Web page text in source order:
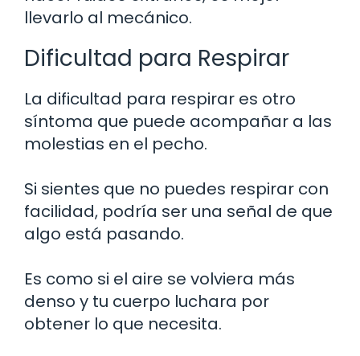
llevarlo al mecánico.
Dificultad para Respirar
La dificultad para respirar es otro
síntoma que puede acompañar a las
molestias en el pecho.
Si sientes que no puedes respirar con
facilidad, podría ser una señal de que
algo está pasando.
Es como si el aire se volviera más
denso y tu cuerpo luchara por
obtener lo que necesita.